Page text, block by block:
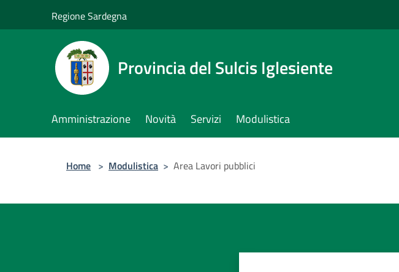
Regione Sardegna
Provincia del Sulcis Iglesiente
Amministrazione Novità Servizi Modulistica
Home > Modulistica > Area Lavori pubblici